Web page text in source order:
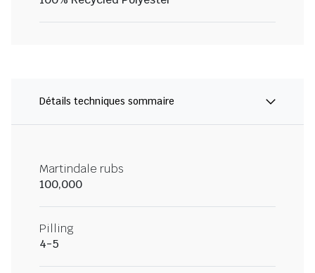
Détails techniques sommaire
Martindale rubs
100,000
Pilling
4-5